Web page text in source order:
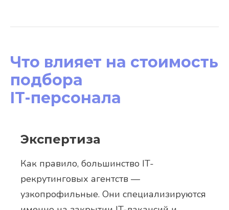
Что влияет на стоимость
подбора
IT-персонала
Экспертиза
Как правило, большинство IT-
рекрутинговых агентств —
узкопрофильные. Они специализируются